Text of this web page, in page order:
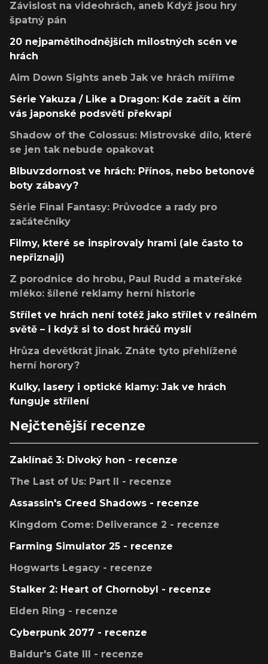
Závislost na videohrách, aneb Když jsou hry
špatný pán
20 nejpamětihodnějších milostných scén ve
hrách
Aim Down Sights aneb Jak ve hrách míříme
Série Yakuza / Like a Dragon: Kde začít a čím
vás japonské podsvětí překvapí
Shadow of the Colossus: Mistrovské dílo, které
se jen tak nebude opakovat
Blbuvzdornost ve hrách: Přínos, nebo betonové
boty zábavy?
Série Final Fantasy: Průvodce a rady pro
začátečníky
Filmy, které se inspirovaly hrami (ale často to
nepřiznají)
Z porodnice do hrobu, Paul Rudd a mateřské
mléko: šílené reklamy herní historie
Střílet ve hrách není totéž jako střílet v reálném
světě – i když si to dost hráčů myslí
Hrůza devětkrát jinak. Znáte tyto přehlížené
herní horory?
Kulky, lasery i optické klamy: Jak ve hrách
funguje střílení
Nejčtenější recenze
Zaklínač 3: Divoký hon - recenze
The Last of Us: Part II - recenze
Assassin's Creed Shadows - recenze
Kingdom Come: Deliverance 2 - recenze
Farming Simulator 25 - recenze
Hogwarts Legacy - recenze
Stalker 2: Heart of Chornobyl - recenze
Elden Ring - recenze
Cyberpunk 2077 - recenze
Baldur's Gate III - recenze